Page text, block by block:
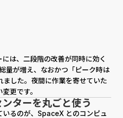
は、二段階の改善が同時に効く
量が増え、なおかつ「ピーク時は
した。夜間に作業を寄せていた
更です。
ターを丸ごと使う
いるのが、SpaceX とのコンピュ